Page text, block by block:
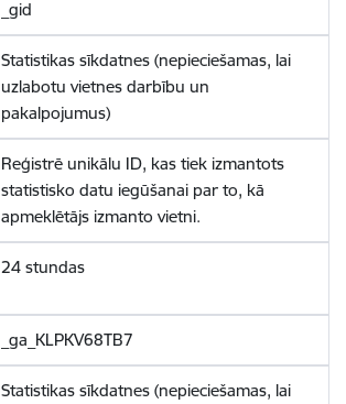
_gid
Statistikas sīkdatnes (nepieciešamas, lai
uzlabotu vietnes darbību un
pakalpojumus)
Reģistrē unikālu ID, kas tiek izmantots
statistisko datu iegūšanai par to, kā
apmeklētājs izmanto vietni.
24 stundas
_ga_KLPKV68TB7
Statistikas sīkdatnes (nepieciešamas, lai